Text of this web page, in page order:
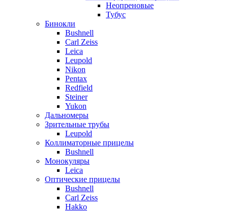
Неопреновые
Тубус
Бинокли
Bushnell
Carl Zeiss
Leica
Leupold
Nikon
Pentax
Redfield
Steiner
Yukon
Дальномеры
Зрительные трубы
Leupold
Коллиматорные прицелы
Bushnell
Монокуляры
Leica
Оптические прицелы
Bushnell
Carl Zeiss
Hakko